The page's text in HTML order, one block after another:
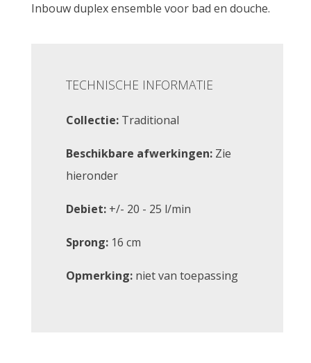
Inbouw duplex ensemble voor bad en douche.
TECHNISCHE INFORMATIE
Collectie: Traditional
Beschikbare afwerkingen: Zie
hieronder
Debiet: +/- 20 - 25 l/min
Sprong: 16 cm
Opmerking: niet van toepassing